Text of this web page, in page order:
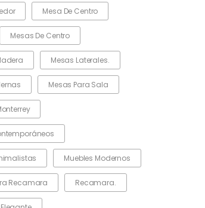
Mesa De Centro
Mesas De Centro
Mesas Laterales.
Mesas Para Sala
Muebles Modernos
Recamara Recamara.